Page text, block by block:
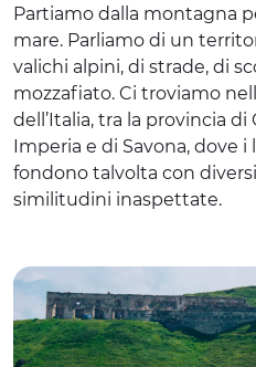
Partiamo dalla montagna
mare. Parliamo di un
valichi alpini, di strade, di
mozzafiato. Ci troviamo
dell’Italia, tra la provincia
Imperia e di Savona, dove
fondono talvolta con
similitudini inaspettate.